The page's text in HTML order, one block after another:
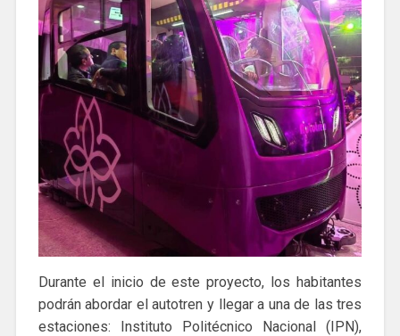
Durante el inicio de este proyecto, los habitantes
podrán abordar el autotren y llegar a una de las tres
estaciones: Instituto Politécnico Nacional (IPN),